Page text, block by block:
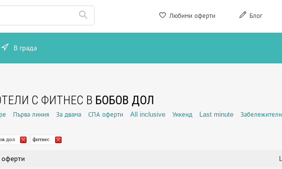
Любими оферти Блог
В града
С ФИТНЕС В БОБОВ ДОЛ
Първа линия За двама СПА оферти All inclusive Уикенд Last minute
дол фитнес
оферти